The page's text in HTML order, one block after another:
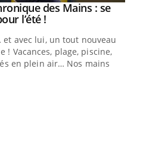
des Mains : se
l’été !Youtube
et avec lui, un tout nouveau
! Vacances, plage, piscine,
en plein air… Nos mains